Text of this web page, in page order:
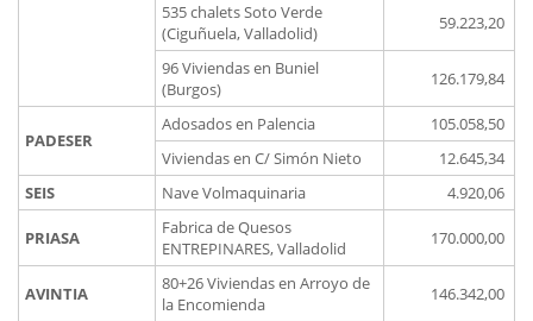
535 chalets Soto Verde
(Ciguñuela, Valladolid)
59.223,20
96 Viviendas en Buniel
(Burgos)
126.179,84
PADESER
Adosados en Palencia
105.058,50
Viviendas en C/ Simón Nieto
12.645,34
SEIS
Nave Volmaquinaria 4.920,06
PRIASA
Fabrica de Quesos
ENTREPINARES, Valladolid
170.000,00
AVINTIA
80+26 Viviendas en Arroyo de
la Encomienda
146.342,00